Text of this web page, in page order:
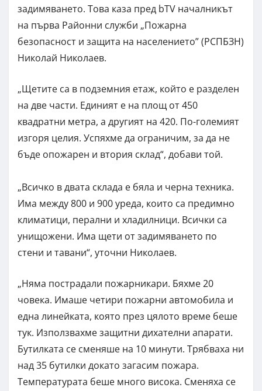
задимяването. Това каза пред bTV началникът
на първа Районни служби „Пожарна
безопасност и защита на населението” (РСПБЗН)
Николай Николаев.
„Щетите са в подземния етаж, който е разделен
на две части. Единият е на площ от 450
квадратни метра, а другият на 420. По-големият
изгоря целия. Успяхме да ограничим, за да не
бъде опожарен и втория склад“, добави той.
„Всичко в двата склада е бяла и черна техника.
Има между 800 и 900 уреда, които са предимно
климатици, перални и хладилници. Всички са
унищожени. Има щети от задимяването по
стени и тавани“, уточни Николаев.
„Няма пострадали пожарникари. Бяхме 20
човека. Имаше четири пожарни автомобила и
една линейката, която през цялото време беше
тук. Използвахме защитни дихателни апарати.
Бутилката се сменяше на 10 минути. Трябваха ни
над 35 бутилки докато загасим пожара.
Температурата беше много висока. Сменяха се